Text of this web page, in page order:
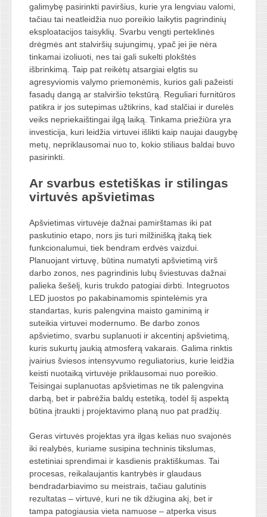
galimybę pasirinkti paviršius, kurie yra lengviau valomi,
tačiau tai neatleidžia nuo poreikio laikytis pagrindinių
eksploatacijos taisyklių. Svarbu vengti perteklinės
drėgmės ant stalviršių sujungimų, ypač jei jie nėra
tinkamai izoliuoti, nes tai gali sukelti plokštės
išbrinkimą. Taip pat reikėtų atsargiai elgtis su
agresyviomis valymo priemonėmis, kurios gali pažeisti
fasadų dangą ar stalviršio tekstūrą. Reguliari furnitūros
patikra ir jos sutepimas užtikrins, kad stalčiai ir durelės
veiks nepriekaištingai ilgą laiką. Tinkama priežiūra yra
investicija, kuri leidžia virtuvei išlikti kaip naujai daugybę
metų, nepriklausomai nuo to, kokio stiliaus baldai buvo
pasirinkti.
Ar svarbus estetiškas ir stilingas
virtuvės apšvietimas
Apšvietimas virtuvėje dažnai pamirštamas iki pat
paskutinio etapo, nors jis turi milžinišką įtaką tiek
funkcionalumui, tiek bendram erdvės vaizdui.
Planuojant virtuvę, būtina numatyti apšvietimą virš
darbo zonos, nes pagrindinis lubų šviestuvas dažnai
palieka šešėlį, kuris trukdo patogiai dirbti. Integruotos
LED juostos po pakabinamomis spintelėmis yra
standartas, kuris palengvina maisto gaminimą ir
suteikia virtuvei modernumo. Be darbo zonos
apšvietimo, svarbu suplanuoti ir akcentinį apšvietimą,
kuris sukurtų jaukią atmosferą vakarais. Galima rinktis
įvairius šviesos intensyvumo reguliatorius, kurie leidžia
keisti nuotaiką virtuvėje priklausomai nuo poreikio.
Teisingai suplanuotas apšvietimas ne tik palengvina
darbą, bet ir pabrėžia baldų estetiką, todėl šį aspektą
būtina įtraukti į projektavimo planą nuo pat pradžių.
Geras virtuvės projektas yra ilgas kelias nuo svajonės
iki realybės, kuriame susipina techninis tikslumas,
estetiniai sprendimai ir kasdienis praktiškumas. Tai
procesas, reikalaujantis kantrybės ir glaudaus
bendradarbiavimo su meistrais, tačiau galutinis
rezultatas – virtuvė, kuri ne tik džiugina akį, bet ir
tampa patogiausia vieta namuose – atperka visus